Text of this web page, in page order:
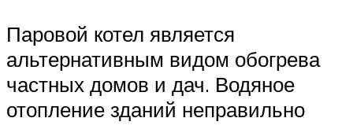
Паровой котел является
альтернативным видом обогрева
частных домов и дач. Водяное
отопление зданий неправильно